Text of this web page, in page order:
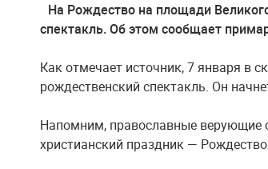
На Рождество на площади
спектакль. Об этом сообщает
Как отмечает источник, 7 января в
рождественский спектакль. Он
Напомним, православные верующие
христианский праздник —